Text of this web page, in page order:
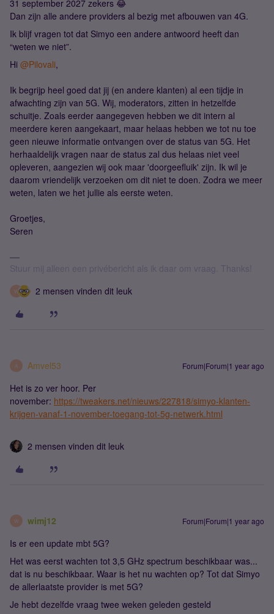
31 september 2027 zekers 😂
Dan zijn alle andere providers al bezig met afbouwen van 4G.
Ik blijf vragen tot dat Simyo een andere antwoord heeft dan
“weten we niet”.
Hi @Pilovali,
Ik begrijp heel goed dat jij (en andere klanten) al een tijdje in
afwachting zijn van 5G. Wij, moderators, zitten in hetzelfde
schuitje. Zoals eerder aangegeven hebben we dit intern al
meerdere keren aangekaart, maar helaas hebben we tot nu toe
geen nieuwe informatie ontvangen over de status van 5G. Het
herhaaldelijk vragen naar de status zal dus helaas niet veel
opleveren, aangezien wij ook maar 'doorgeefluik' zijn. Ik wil je
daarom vriendelijk verzoeken om dit niet te doen. Zodra we meer
weten, laten we het jullie als eerste weten.
Groetjes,
Seren
Stuur mij alleen een privébericht als ik daar om vraag. Thanks!
W 2 mensen vinden dit leuk
A Amvel53 Forum|Forum|1 year ago
Het is zo ver hoor. Per
november: https://tweakers.net/nieuws/227818/simyo-klanten-
krijgen-vanaf-1-november-toegang-tot-5g-netwerk.html
2 mensen vinden dit leuk
W wimj12 Forum|Forum|1 year ago
Is er een update mbt 5G?
Het was eerst wachten tot 3,5 GHz spectrum beschikbaar was...
dat is nu beschikbaar. Waar is het nu wachten op? Tot dat Simyo
de allerlaatste provider is met 5G?
Je hebt dezelfde vraag twee weken geleden gesteld